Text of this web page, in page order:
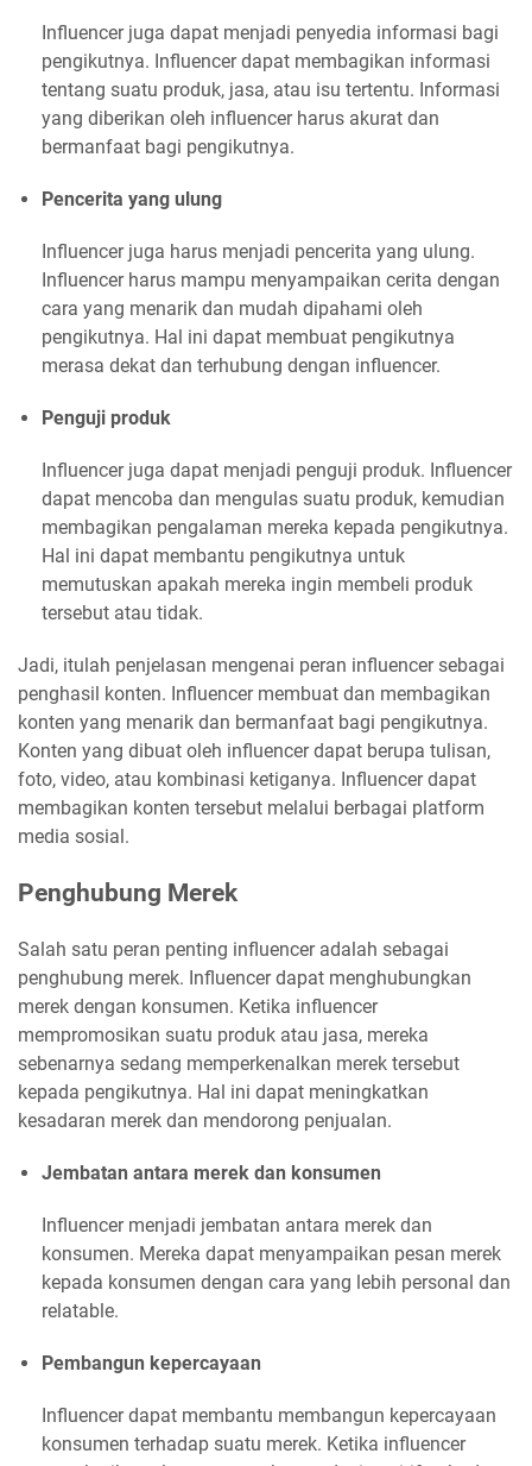
Influencer juga dapat menjadi penyedia informasi bagi
pengikutnya. Influencer dapat membagikan informasi
tentang suatu produk, jasa, atau isu tertentu. Informasi
yang diberikan oleh influencer harus akurat dan
bermanfaat bagi pengikutnya.
Pencerita yang ulung
Influencer juga harus menjadi pencerita yang ulung.
Influencer harus mampu menyampaikan cerita dengan
cara yang menarik dan mudah dipahami oleh
pengikutnya. Hal ini dapat membuat pengikutnya
merasa dekat dan terhubung dengan influencer.
Penguji produk
Influencer juga dapat menjadi penguji produk. Influencer
dapat mencoba dan mengulas suatu produk, kemudian
membagikan pengalaman mereka kepada pengikutnya.
Hal ini dapat membantu pengikutnya untuk
memutuskan apakah mereka ingin membeli produk
tersebut atau tidak.
Jadi, itulah penjelasan mengenai peran influencer sebagai
penghasil konten. Influencer membuat dan membagikan
konten yang menarik dan bermanfaat bagi pengikutnya.
Konten yang dibuat oleh influencer dapat berupa tulisan,
foto, video, atau kombinasi ketiganya. Influencer dapat
membagikan konten tersebut melalui berbagai platform
media sosial.
Penghubung Merek
Salah satu peran penting influencer adalah sebagai
penghubung merek. Influencer dapat menghubungkan
merek dengan konsumen. Ketika influencer
mempromosikan suatu produk atau jasa, mereka
sebenarnya sedang memperkenalkan merek tersebut
kepada pengikutnya. Hal ini dapat meningkatkan
kesadaran merek dan mendorong penjualan.
Jembatan antara merek dan konsumen
Influencer menjadi jembatan antara merek dan
konsumen. Mereka dapat menyampaikan pesan merek
kepada konsumen dengan cara yang lebih personal dan
relatable.
Pembangun kepercayaan
Influencer dapat membantu membangun kepercayaan
konsumen terhadap suatu merek. Ketika influencer